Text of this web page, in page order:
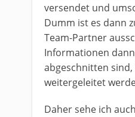
versendet und
Dumm ist es dann
Team-Partner
Informationen
abgeschnitten
weitergeleitet
Daher sehe ich